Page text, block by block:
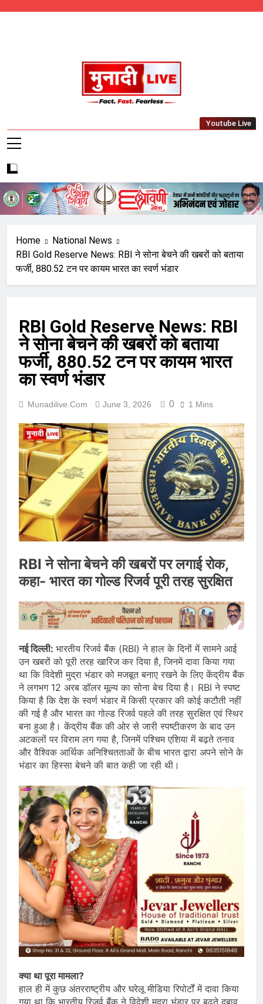
Munadi Live – Jharkhand's Leading Local
Youtube Live
Home
National News
RBI Gold Reserve News: RBI ने सोना बेचने की खबरों को बताया
फर्जी, 880.52 टन पर कायम भारत का स्वर्ण भंडार
RBI Gold Reserve News: RBI
ने सोना बेचने की खबरों को बताया
फर्जी, 880.52 टन पर कायम भारत
का स्वर्ण भंडार
Munadilive.com June 3, 2026 0 1 Mins
RBI ने सोना बेचने की खबरों पर लगाई रोक,
कहा- भारत का गोल्ड रिजर्व पूरी तरह सुरक्षित
नई दिल्ली: भारतीय रिजर्व बैंक (RBI) ने हाल के दिनों में सामने आई
उन खबरों को पूरी तरह खारिज कर दिया है, जिनमें दावा किया गया
था कि विदेशी मुद्रा भंडार को मजबूत बनाए रखने के लिए केंद्रीय बैंक
ने लगभग 12 अरब डॉलर मूल्य का सोना बेच दिया है। RBI ने स्पष्ट
किया है कि देश के स्वर्ण भंडार में किसी प्रकार की कोई कटौती नहीं
की गई है और भारत का गोल्ड रिजर्व पहले की तरह सुरक्षित एवं स्थिर
बना हुआ है। केंद्रीय बैंक की ओर से जारी स्पष्टीकरण के बाद उन
अटकलों पर विराम लग गया है, जिनमें पश्चिम एशिया में बढ़ते तनाव
और वैश्विक आर्थिक अनिश्चितताओं के बीच भारत द्वारा अपने सोने के
भंडार का हिस्सा बेचने की बात कही जा रही थी।
क्या था पूरा मामला?
हाल ही में कुछ अंतरराष्ट्रीय और घरेलू मीडिया रिपोर्टों में दावा किया
गया था कि भारतीय रिजर्व बैंक ने विदेशी मुद्रा भंडार पर बढ़ते दबाव